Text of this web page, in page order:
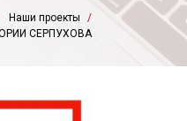
Наши проекты
СЕРПУХОВА